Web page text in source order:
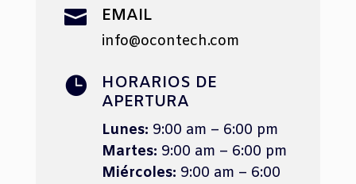
 EMAIL
info@ocontech.com

HORARIOS DE
APERTURA
Lunes: 9:00 am – 6:00 pm
Martes: 9:00 am – 6:00 pm
Miércoles: 9:00 am – 6:00